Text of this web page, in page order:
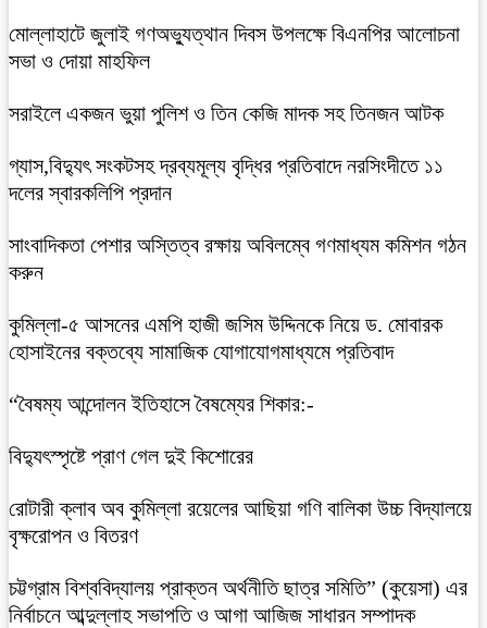
মোল্লাহাটে জুলাই গণঅভ্যুত্থান দিবস উপলক্ষে বিএনপির আলোচনা
সভা ও দোয়া মাহফিল
সরাইলে একজন ভুয়া পুলিশ ও তিন কেজি মাদক সহ তিনজন আটক
গ্যাস,বিদ্যুৎ সংকটসহ দ্রব্যমূল্য বৃদ্ধির প্রতিবাদে নরসিংদীতে ১১
দলের স্বারকলিপি প্রদান
সাংবাদিকতা পেশার অস্তিত্ব রক্ষায় অবিলম্বে গণমাধ্যম কমিশন গঠন
করুন
কুমিল্লা-৫ আসনের এমপি হাজী জসিম উদ্দিনকে নিয়ে ড. মোবারক
হোসাইনের বক্তব্যে সামাজিক যোগাযোগমাধ্যমে প্রতিবাদ
“বৈষম্য আন্দোলন ইতিহাসে বৈষম্যের শিকার:-
বিদ্যুৎস্পৃষ্টে প্রাণ গেল দুই কিশোরের
রোটারী ক্লাব অব কুমিল্লা রয়েলের আছিয়া গণি বালিকা উচ্চ বিদ্যালয়ে
বৃক্ষরোপন ও বিতরণ
চট্টগ্রাম বিশ্ববিদ্যালয় প্রাক্তন অর্থনীতি ছাত্র সমিতি” (কুয়েসা) এর
নির্বাচনে আব্দুল্লাহ সভাপতি ও আগা আজিজ সাধারন সম্পাদক